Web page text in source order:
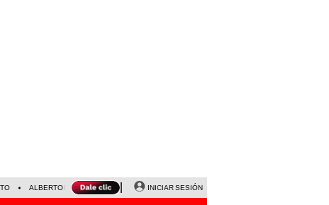
ALBERTO BENAVIDES NALDY SALDAÑA
INICIAR SESIÓN